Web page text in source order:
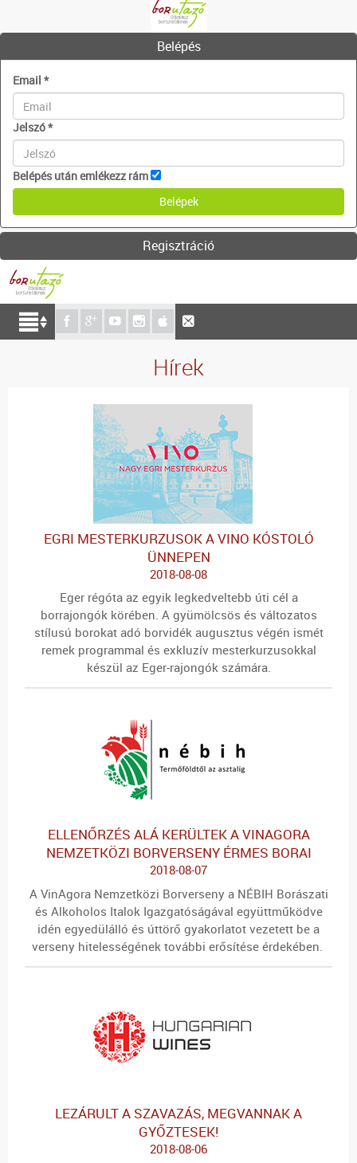
Belépés
Email *
Jelszó*
Belépés után emlékezz rám
Regisztráció
Hírek
EGRI MESTERKURZUSOK A VINO KÓSTOLÓ
ÜNNEPEN
2018-08-08
Eger régóta az egyik legkedveltebb úti cél a
borrajongók körében. A gyümölcsös és változatos
stílusú borokat adó borvidék augusztus végén ismét
remek programmal és exkluzív mesterkurzusokkal
készül az Eger-rajongók számára.
ELLENŐRZÉS ALÁ KERÜLTEK A VINAGORA
NEMZETKÖZI BORVERSENY ÉRMES BORAI
2018-08-07
A VinAgora Nemzetközi Borverseny a NÉBIH Borászati
és Alkoholos Italok Igazgatóságával együttműködve
idén egyedülálló és úttörő gyakorlatot vezetett be a
verseny hitelességének további erősítése érdekében.
LEZÁRULT A SZAVAZÁS, MEGVANNAK A
GYŐZTESEK!
2018-08-06